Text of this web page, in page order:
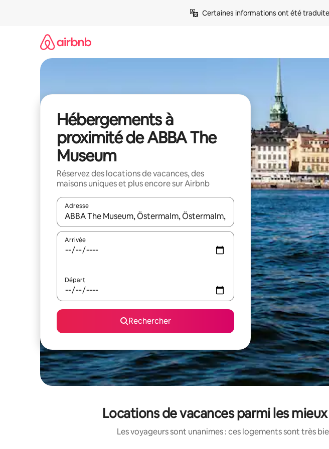
Certaines informations ont été
Hébergements à
proximité de ABBA The
Museum
Réservez des locations de vacances, des
maisons uniques et plus encore sur Airbnb
Adresse
Lorsque les résultats s'affichent, utilisez les flèches vers le haut et vers le bas
Arrivée
Départ
Rechercher
Locations de vacances parmi les
Les voyageurs sont unanimes : ces logements sont très